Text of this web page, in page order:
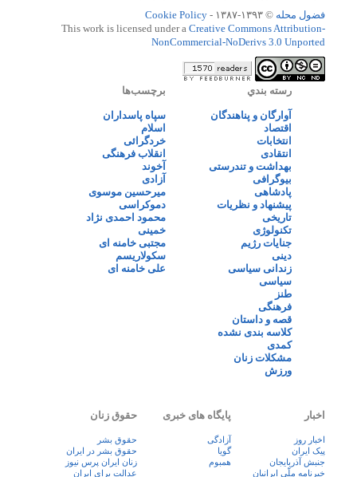
فضول محله © ۱۳۹۳-۱۳۸۷ -
Cookie Policy
This work is licensed under a Creative Commons Attribution-
NonCommercial-NoDerivs 3.0 Unported
رسته بندي
آوارگان و پناهندگان
اقتصاد
انتخابات
انتقادی
بهداشت و تندرستی
بیوگرافی
پادشاهی
پیشنهاد و نظریات
تاریخی
تکنولوژی
جنایات رژیم
دینی
زندانی سیاسی
سیاسی
طنز
فرهنگی
قصه و داستان
کلاسه بندی نشده
کمدی
مشکلات زنان
ورزش
برچسب‌ها
سپاه پاسداران
اسلام
خردگرائی
انقلاب فرهنگی
آخوند
آزادی
میرحسین موسوی
دموکراسی
محمود احمدی نژاد
خمینی
مجتبی خامنه ای
سکولاریسم
علی خامنه ای
اخبار
اخبار روز
پيک ايران
جنبش آذربایجان
خبرنامه ملّی ایرانیان
پایگاه های خبری
آزادگی
گویا
همبوم
حقوق زنان
حقوق بشر
حقوق بشر در ایران
زنان ايران پرس نيوز
عدالت برای ایران